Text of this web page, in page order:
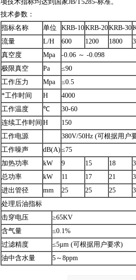
项技术指标均达到国家JB/T5285-标准。
技术参数：
指标名称
单位 KRB-10KRB-20KRB-30
流量
L/H 600 1200 1800
真空度
Mpa
-0.06 ～ -0.098
极限真空
Pa
≤90
工作压力
Mpa
≤0.5
*工作时间
H
4000
工作温度
℃
30-60
连续工作时间 H
150
工作电源
380V/50Hz (可根据用户
工作噪声
dB(A) ≤75
加热功率
kW 9 15 18
总功率
kW 11 17 21
进出管径
mm 25 25 25
处理后油指标
击穿电压
≥65KV
含气量
≤0.1%
过滤精度
≤5µm (可根据用户要求)
油中含水量
5～8ppm